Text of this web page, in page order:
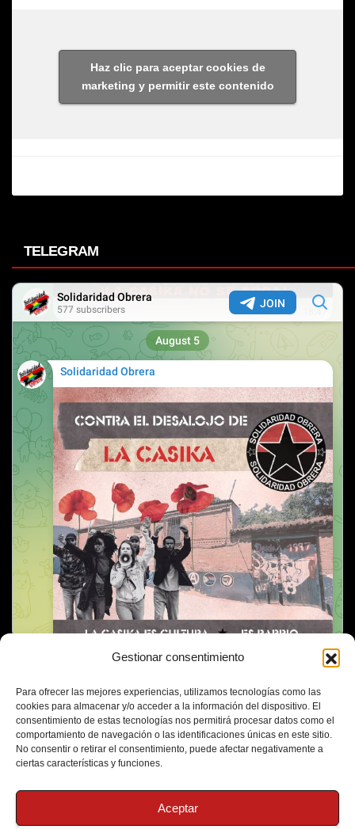
Gestionar consentimiento
Para ofrecer las mejores experiencias, utilizamos tecnologías como las
cookies para almacenar y/o acceder a la información del dispositivo. El
consentimiento de estas tecnologías nos permitirá procesar datos como el
comportamiento de navegación o las identificaciones únicas en este sitio.
No consentir o retirar el consentimiento, puede afectar negativamente a
ciertas características y funciones.
Aceptar
Haz clic para aceptar cookies de
marketing y permitir este contenido
TELEGRAM